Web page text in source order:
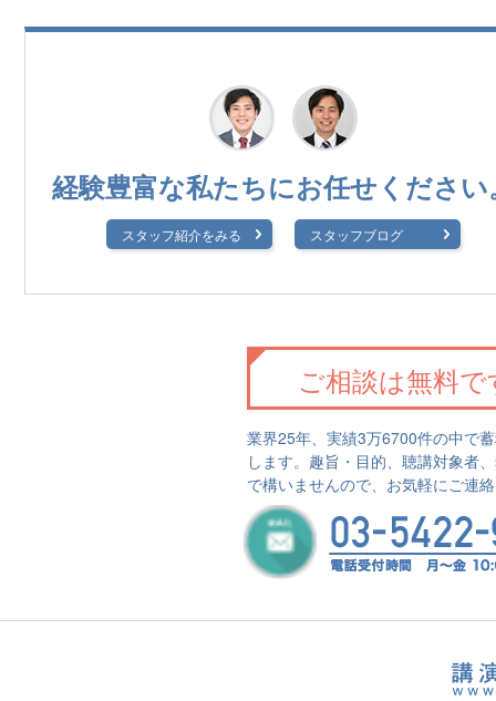
経験豊富な私たちにお任せください
スタッフ紹介をみる スタッフブログ
ご相談は無料で
業界25年、実績3万6700件の中で
します。趣旨・目的、聴講対象者
で構いませんので、お気軽にご連